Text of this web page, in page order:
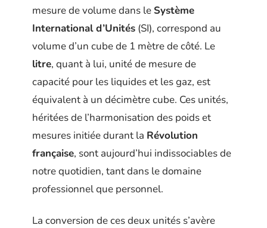
mesure de volume dans le Système
International d’Unités (SI), correspond au
volume d’un cube de 1 mètre de côté. Le
litre, quant à lui, unité de mesure de
capacité pour les liquides et les gaz, est
équivalent à un décimètre cube. Ces unités,
héritées de l’harmonisation des poids et
mesures initiée durant la Révolution
française, sont aujourd’hui indissociables de
notre quotidien, tant dans le domaine
professionnel que personnel.
La conversion de ces deux unités s’avère